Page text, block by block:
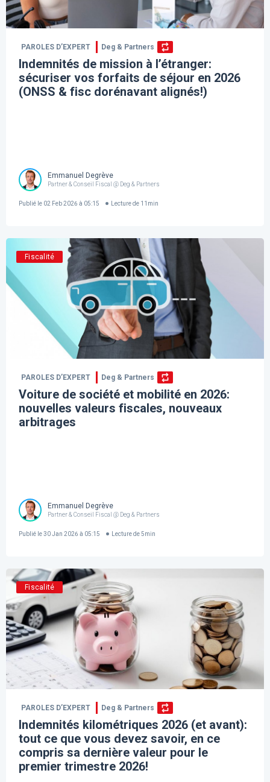
PAROLES D’EXPERT Deg & Partners
Indemnités de mission à l’étranger:
sécuriser vos forfaits de séjour en 2026
(ONSS & fisc dorénavant alignés!)
Emmanuel Degrève
Partner & Conseil Fiscal @ Deg & Partners
Publié le 02 Feb 2026 à 05:15 Lecture de 11 min
Fiscalité
PAROLES D’EXPERT Deg & Partners
Voiture de société et mobilité en 2026:
nouvelles valeurs fiscales, nouveaux
arbitrages
Emmanuel Degrève
Partner & Conseil Fiscal @ Deg & Partners
Publié le30 Jan 2026 à 05:15 Lecture de 5min
Fiscalité
PAROLES D’EXPERT Deg & Partners
Indemnités kilométriques 2026 (et avant):
tout ce que vous devez savoir, en ce
compris sa dernière valeur pour le
premier trimestre 2026!